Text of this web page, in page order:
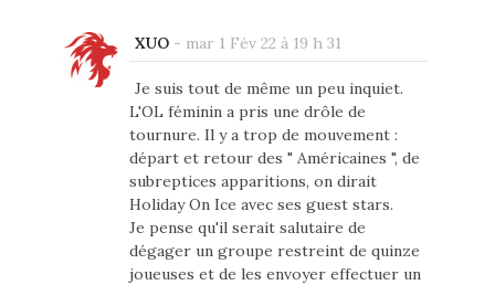
XUO- mar 1 Fév 22 à 19 h 31
Je suis tout de même un peu inquiet.
L'OL féminin a pris une drôle de
tournure. Il y a trop de mouvement :
départ et retour des " Américaines ", de
subreptices apparitions, on dirait
Holiday On Ice avec ses guest stars.
Je pense qu'il serait salutaire de
dégager un groupe restreint de quinze
joueuses et de les envoyer effectuer un